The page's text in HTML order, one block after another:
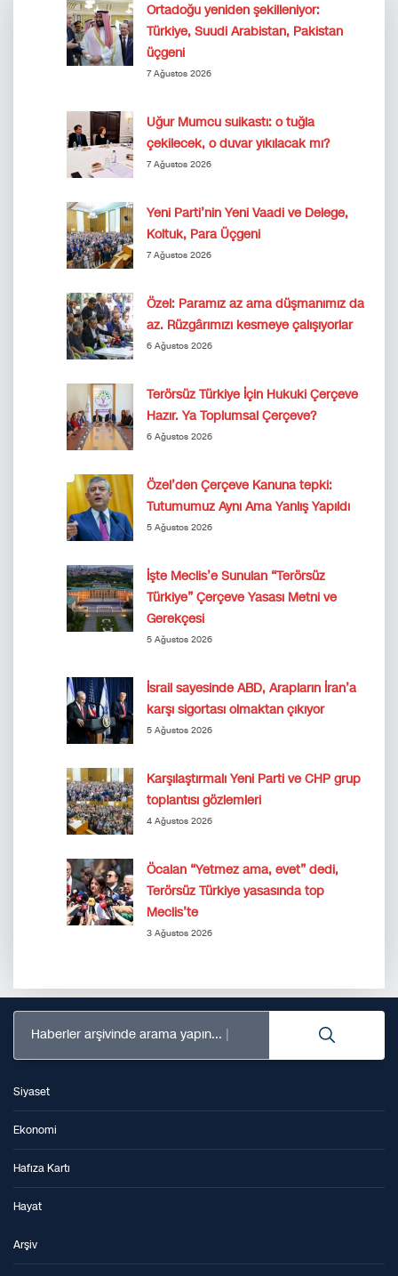
Ortadoğu yeniden şekilleniyor:
Türkiye, Suudi Arabistan, Pakistan
üçgeni
7 Ağustos 2026
Uğur Mumcu suikastı: o tuğla
çekilecek, o duvar yıkılacak mı?
7 Ağustos 2026
Yeni Parti’nin Yeni Vaadi ve Delege,
Koltuk, Para Üçgeni
7 Ağustos 2026
Özel: Paramız az ama düşmanımız da
az. Rüzgârımızı kesmeye çalışıyorlar
6 Ağustos 2026
Terörsüz Türkiye İçin Hukuki Çerçeve
Hazır. Ya Toplumsal Çerçeve?
6 Ağustos 2026
Özel’den Çerçeve Kanuna tepki:
Tutumumuz Aynı Ama Yanlış Yapıldı
5 Ağustos 2026
İşte Meclis’e Sunulan “Terörsüz
Türkiye” Çerçeve Yasası Metni ve
Gerekçesi
5 Ağustos 2026
İsrail sayesinde ABD, Arapların İran’a
karşı sigortası olmaktan çıkıyor
5 Ağustos 2026
Karşılaştırmalı Yeni Parti ve CHP grup
toplantısı gözlemleri
4 Ağustos 2026
Öcalan “Yetmez ama, evet” dedi,
Terörsüz Türkiye yasasında top
Meclis’te
3 Ağustos 2026
Haberler arşivinde arama yapın...
Siyaset
Ekonomi
Hafıza Kartı
Hayat
Arşiv